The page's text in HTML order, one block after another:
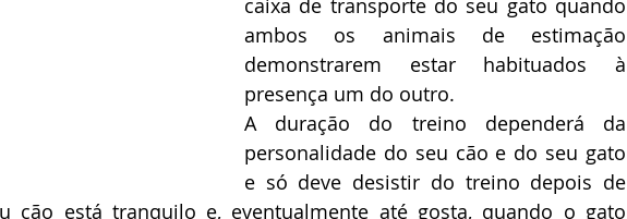
caixa de transporte do seu gato quando
ambos os animais de estimação
demonstrarem estar habituados à
presença um do outro.
A duração do treino dependerá da
personalidade do seu cão e do seu gato
e só deve desistir do treino depois de
cão está tranquilo e, eventualmente até gosta, quando o gato